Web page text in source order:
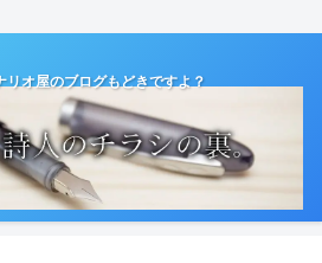
リオ屋のブログもどきですよ？